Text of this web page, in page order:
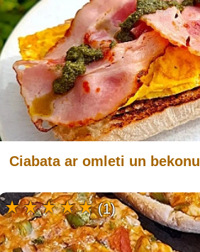
Ciabata ar omleti un bekonu
(1)